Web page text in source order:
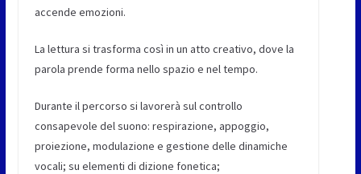
accende emozioni.
La lettura si trasforma così in un atto creativo, dove la
parola prende forma nello spazio e nel tempo.
Durante il percorso si lavorerà sul controllo
consapevole del suono: respirazione, appoggio,
proiezione, modulazione e gestione delle dinamiche
vocali; su elementi di dizione fonetica;